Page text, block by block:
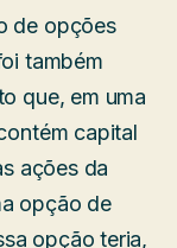
de opções
também
que, em uma
capital
ações da
opção de
opção teria,